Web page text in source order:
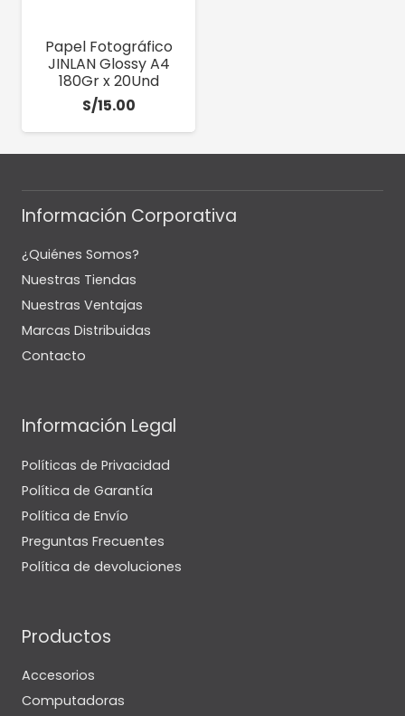
Papel Fotográfico
JINLAN Glossy A4
180Gr x 20Und
S/15.00
Información Corporativa
¿Quiénes Somos?
Nuestras Tiendas
Nuestras Ventajas
Marcas Distribuidas
Contacto
Información Legal
Políticas de Privacidad
Política de Garantía
Política de Envío
Preguntas Frecuentes
Política de devoluciones
Productos
Accesorios
Computadoras